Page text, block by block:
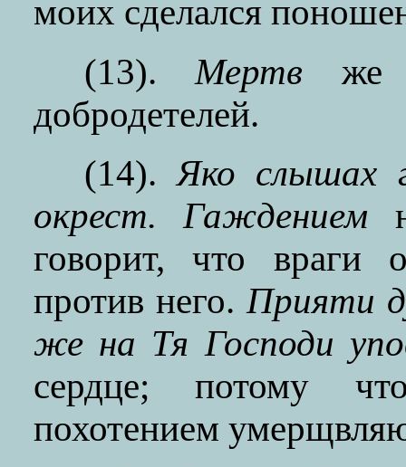
моих сделался
(13).Мертв
добродетелей.
(14).Яко слышах
окрест. Гаждением
говорит, что враги
против него.Прияти
же на Тя Господи
сердце; потому
похотением